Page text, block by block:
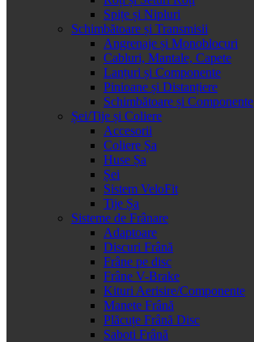
Spițe și Nipluri
Schimbătoare și Transmisii
Angrenaje și Monoblocuri
Cabluri, Mantale, Capete
Lanțuri și Componente
Pinioane și Distanțiere
Schimbătoare și Componente
Șei/Tije și Coliere
Accesorii
Coliere Șa
Huse Șa
Șei
Sistem VeloFit
Tije Șa
Sisteme de Frânare
Adaptoare
Discuri Frână
Frâne pe disc
Frâne V-Brake
Kituri Aerisire/Componente
Manete Frână
Plăcuțe Frână Disc
Saboti Frână